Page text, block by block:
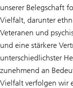
unserer Belegschaft
Vielfalt, darunter
Veteranen und
und eine stärkere
unterschiedlichster
zunehmend an
Vielfalt verfolgen wir